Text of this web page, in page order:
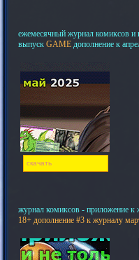
ежемесячный журнал комиксов и
выпуск GAME дополнение к
скачать
журнал комиксов - приложение к
18+ дополнение #3 к журналу